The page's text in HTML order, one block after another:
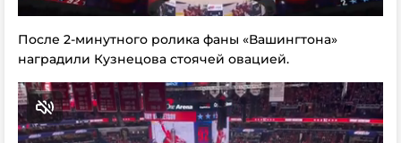
После 2-минутного ролика фаны «Вашингтона»
наградили Кузнецова стоячей овацией.